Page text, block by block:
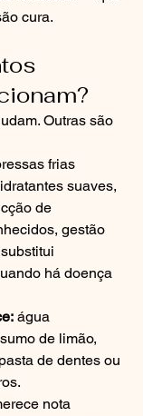
cura.
Outras são
frias
suaves,
de
gestão
há doença
água
de limão,
de dentes ou
nota